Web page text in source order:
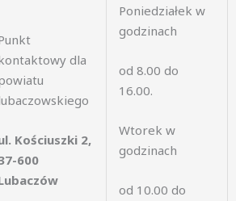
dla
Kościuszki 2,
600
Poniedziałek w
godzinach
od 8.00 do
16.00.
Wtorek w
godzinach
od 10.00 do